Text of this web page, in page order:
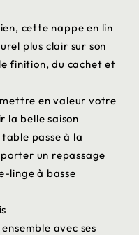
cette nappe en lin
plus clair sur son
finition, du cachet et
en valeur votre
la belle saison
passe à la
un repassage
linge à basse
avec ses